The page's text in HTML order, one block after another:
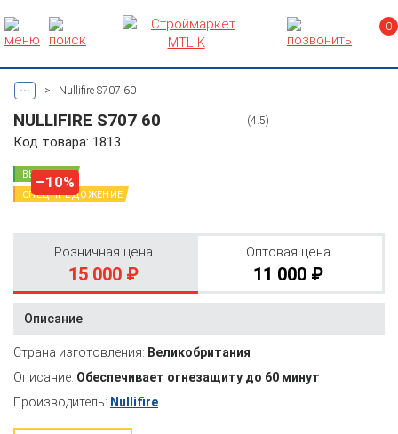
0
... > Nullifire S707 60
NULLIFIRE S707 60 (4.5)
Код товара: 1813
ВЫГОДНО
СПЕЦПРЕДОЖЕНИЕ
–10%
Розничная цена
15 000 ₽
Оптовая цена
11 000 ₽
Описание
Страна изготовления: Великобритания
Описание: Обеспечивает огнезащиту до 60 минут
Производитель: Nullifire